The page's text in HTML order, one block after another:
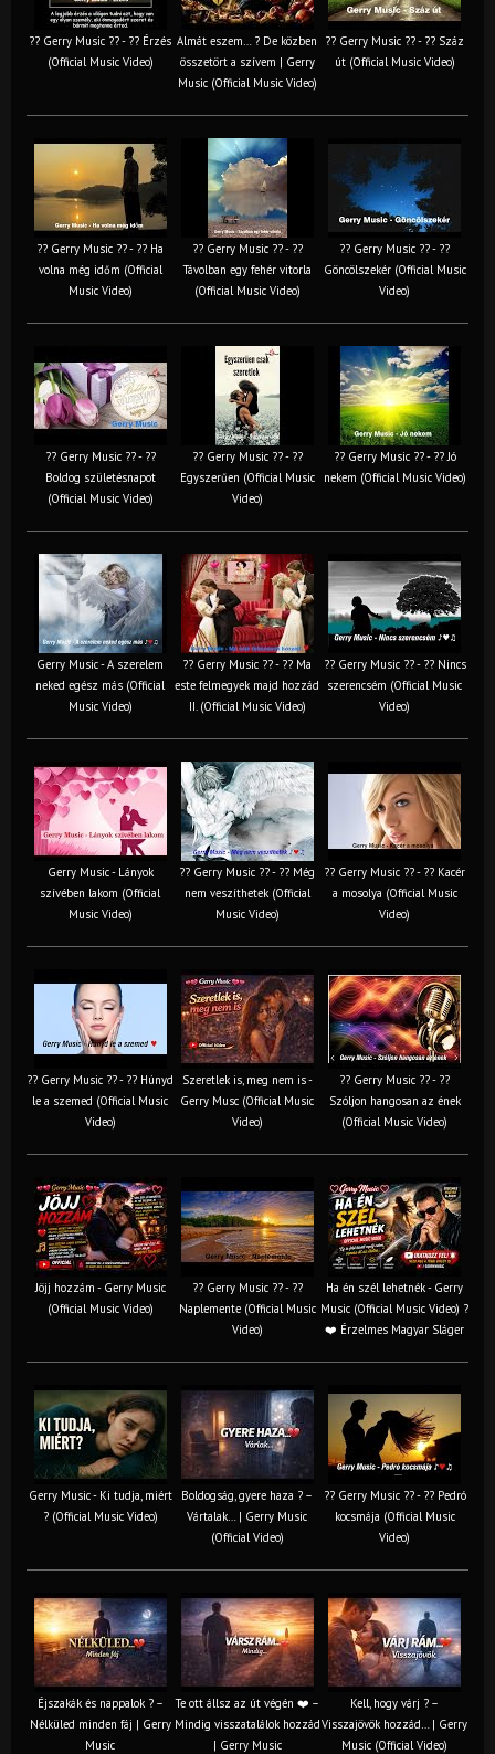
?? Gerry Music ?? - ?? Érzés
(Official Music Video)
Almát eszem… ? De közben
összetört a szívem | Gerry
Music (Official Music Video)
?? Gerry Music ?? - ?? Száz
út (Official Music Video)
?? Gerry Music ?? - ?? Ha
volna még időm (Official
Music Video)
?? Gerry Music ?? - ??
Távolban egy fehér vitorla
(Official Music Video)
?? Gerry Music ?? - ??
Göncölszekér (Official Music
Video)
?? Gerry Music ?? - ??
Boldog születésnapot
(Official Music Video)
?? Gerry Music ?? - ??
Egyszerűen (Official Music
Video)
?? Gerry Music ?? - ?? Jó
nekem (Official Music Video)
Gerry Music - A szerelem
neked egész más (Official
Music Video)
?? Gerry Music ?? - ?? Ma
este felmegyek majd hozzád
II. (Official Music Video)
?? Gerry Music ?? - ?? Nincs
szerencsém (Official Music
Video)
Gerry Music - Lányok
szívében lakom (Official
Music Video)
?? Gerry Music ?? - ?? Még
nem veszíthetek (Official
Music Video)
?? Gerry Music ?? - ?? Kacér
a mosolya (Official Music
Video)
?? Gerry Music ?? - ?? Húnyd
le a szemed (Official Music
Video)
Szeretlek is, meg nem is -
Gerry Musc (Official Music
Video)
?? Gerry Music ?? - ??
Szóljon hangosan az ének
(Official Music Video)
Jöjj hozzám - Gerry Music
(Official Music Video)
?? Gerry Music ?? - ??
Naplemente (Official Music
Video)
Ha én szél lehetnék - Gerry
Music (Official Music Video) ?️
❤️ Érzelmes Magyar Sláger
Gerry Music - Ki tudja, miért
? (Official Music Video)
Boldogság, gyere haza ? –
Vártalak… | Gerry Music
(Official Video)
?? Gerry Music ?? - ?? Pedró
kocsmája (Official Music
Video)
Éjszakák és nappalok ? –
Nélküled minden fáj | Gerry
Music
Te ott állsz az út végén ❤️ –
Mindig visszatalálok hozzád
| Gerry Music
Kell, hogy várj ? –
Visszajövök hozzád… | Gerry
Music (Official Video)